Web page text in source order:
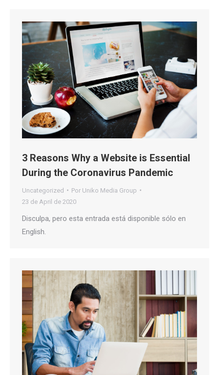
3 Reasons Why a Website is Essential
During the Coronavirus Pandemic
Uncategorized Por Uniko Media Group
23 de April de 2020
Disculpa, pero esta entrada está disponible sólo en
English.